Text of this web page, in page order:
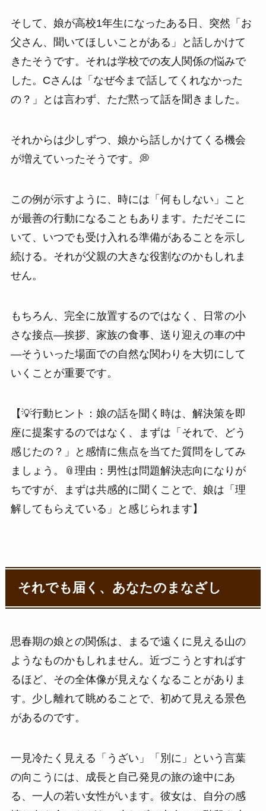
そして、娘が高校1年生になったある日、突然「お
父さん、聞いてほしいことがある」と話しかけて
きたそうです。それは学校での友人関係の悩みで
した。Cさんは「なぜ今まで話してくれなかった
の？」とは言わず、ただ黙って話を聞きました。
それからは少しずつ、娘から話しかけてくる機会
が増えていったそうです。💭
この例が示すように、時には「何もしない」こと
が最善の行動になることもあります。ただそこに
いて、いつでも受け入れる準備があることを示し
続ける。それが父親の大きな役割なのかもしれま
せん。
もちろん、完全に放置するのではなく、日常の小
さな接点—挨拶、家族の食事、送り迎えの車の中
—そういった場面での自然な関わりを大切にして
いくことが重要です。
【💡行動ヒント：娘の話を聞く時は、解決策を即
座に提案するのではなく、まずは「それで、どう
感じたの？」と感情に焦点を当てた質問をしてみ
ましょう。📎理由：男性は問題解決志向になりが
ちですが、まずは共感的に聞くことで、娘は「理
解してもらえている」と感じられます】
それでも届く、あなたのまなざし
思春期の娘との関係は、まるで遠くに見える山の
ようなものかもしれません。近づこうとすればす
るほど、その全体像が見えなくなることがありま
す。少し離れて眺めることで、初めて見える景色
があるのです。
一見冷たく見える「うざい」「別に」という言葉
の向こうには、成長と自己発見の旅の途中にあ
る、一人の若い女性がいます。彼女は、自分の感